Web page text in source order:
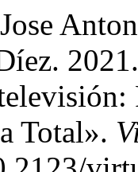
Total».